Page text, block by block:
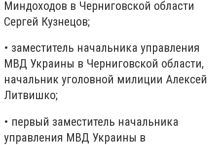
Миндоходов в Черниговской области
Сергей Кузнецов;
• заместитель начальника управления
МВД Украины в Черниговской области,
начальник уголовной милиции Алексей
Литвишко;
• первый заместитель начальника
управления МВД Украины в